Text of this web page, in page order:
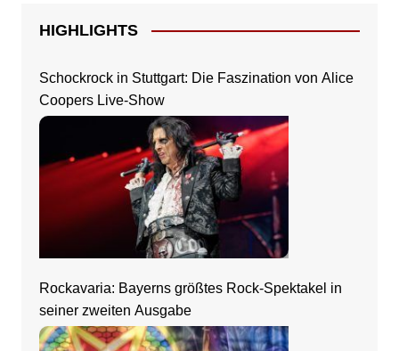
HIGHLIGHTS
Schockrock in Stuttgart: Die Faszination von Alice
Coopers Live-Show
Rockavaria: Bayerns größtes Rock-Spektakel in
seiner zweiten Ausgabe